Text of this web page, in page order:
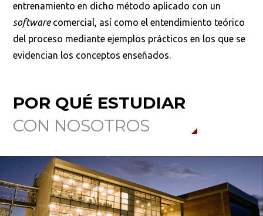
entrenamiento en dicho método aplicado con un
softwarecomercial, así como el entendimiento teórico
del proceso mediante ejemplos prácticos en los que se
evidencian los conceptos enseñados.
POR QUÉ ESTUDIAR
CON NOSOTROS